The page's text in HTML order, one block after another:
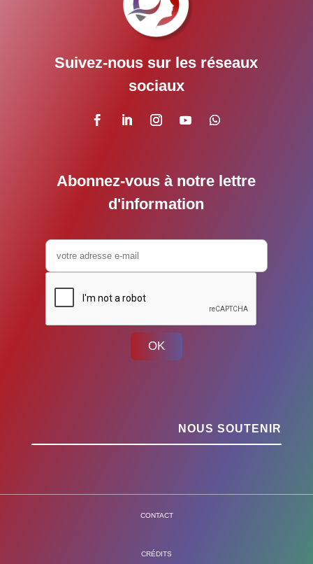
Suivez-nous sur les réseaux
sociaux
Abonnez-vous à notre lettre
d'information
OK
NOUS SOUTENIR
CONTACT
CRÉDITS